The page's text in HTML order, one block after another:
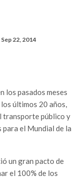
Sep 22, 2014
los pasados meses
últimos 20 años,
transporte público y
el Mundial de la
un gran pacto de
el 100% de los